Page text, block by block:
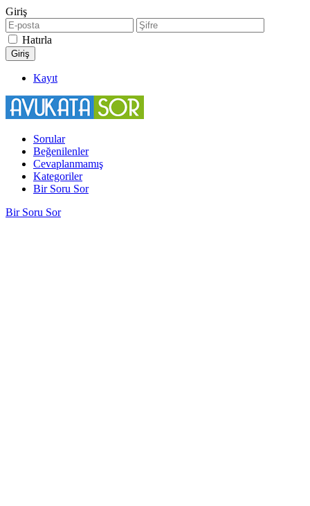
Giriş
Hatırla
Kayıt
Sorular
Beğenilenler
Cevaplanmamış
Kategoriler
Bir Soru Sor
Bir Soru Sor